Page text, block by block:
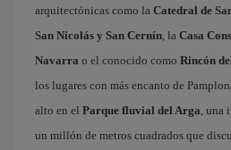
arquitectónicas como la Catedral de
San Nicolás y San Cernín, la Casa
Navarra o el conocido como Rincón
los lugares con más encanto de
alto en el Parque fluvial del Arga, una
un millón de metros cuadrados que